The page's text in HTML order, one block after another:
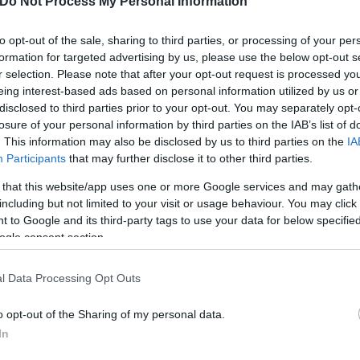
opt-out of the sale, sharing to third parties, or processing of your
for targeted advertising by us, please use the below opt-out
selection. Please note that after your opt-out request is processed
interest-based ads based on personal information utilized by us
to third parties prior to your opt-out. You may separately
of your personal information by third parties on the IAB’s list of
This information may also be disclosed by us to third parties on the
Participants that may further disclose it to other third parties.
that this website/app uses one or more Google services and may
but not limited to your visit or usage behaviour. You may
to Google and its third-party tags to use your data for below
consent section.
Data Processing Opt Outs
opt-out of the Sharing of my personal data.
μεταφέροντας την ευθύνη απόδειξης μη
εισαγωγείς στα κράτη-μέλη. Ένα τεχνικό αλλά
ευρωπαϊκό ενεργειακό κανόνα.
δεδομένα
ανοίγει έναν νέο κύκλο. Η ποσότητα των 0,5 mtpa
το 10–12% της ζήτησης — όμως η σημασία
και του Κάθετου Διαδρόμου,
«κόμβου» που ενώνει τη Νοτιοανατολική
επιχειρεί τη μεγάλη έξοδο από το ρωσικό